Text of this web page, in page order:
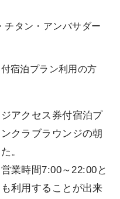
チタン・アンバサダー
宿泊プラン利用の方
アクセス券付宿泊プ
クラブラウンジの朝
。
業時間7:00～22:00と
利用することが出来